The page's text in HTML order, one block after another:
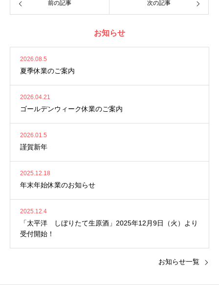
前の記事 次の記事
お知らせ
2026.08.5
夏季休業のご案内
2026.04.21
ゴールデンウィーク休業のご案内
2026.01.5
謹賀新年
2025.12.18
年末年始休業のお知らせ
2025.12.4
「太平洋 しぼりたて生原酒」2025年12月9日（火）より
受付開始！
お知らせ一覧